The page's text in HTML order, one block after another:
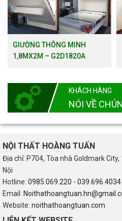
GIƯỜNG THÔNG MINH
1,8MX2M – G2D1820A
KHÁCH HÀNG
NÓI VỀ
NỘI THẤT HOÀNG TUẤN
Địa chỉ: P704, Tòa nhà Goldmark City,
Nội
Hotline: 0985.069.220 - 039.696.4034
Email:
Website: noithathoangtuan.com